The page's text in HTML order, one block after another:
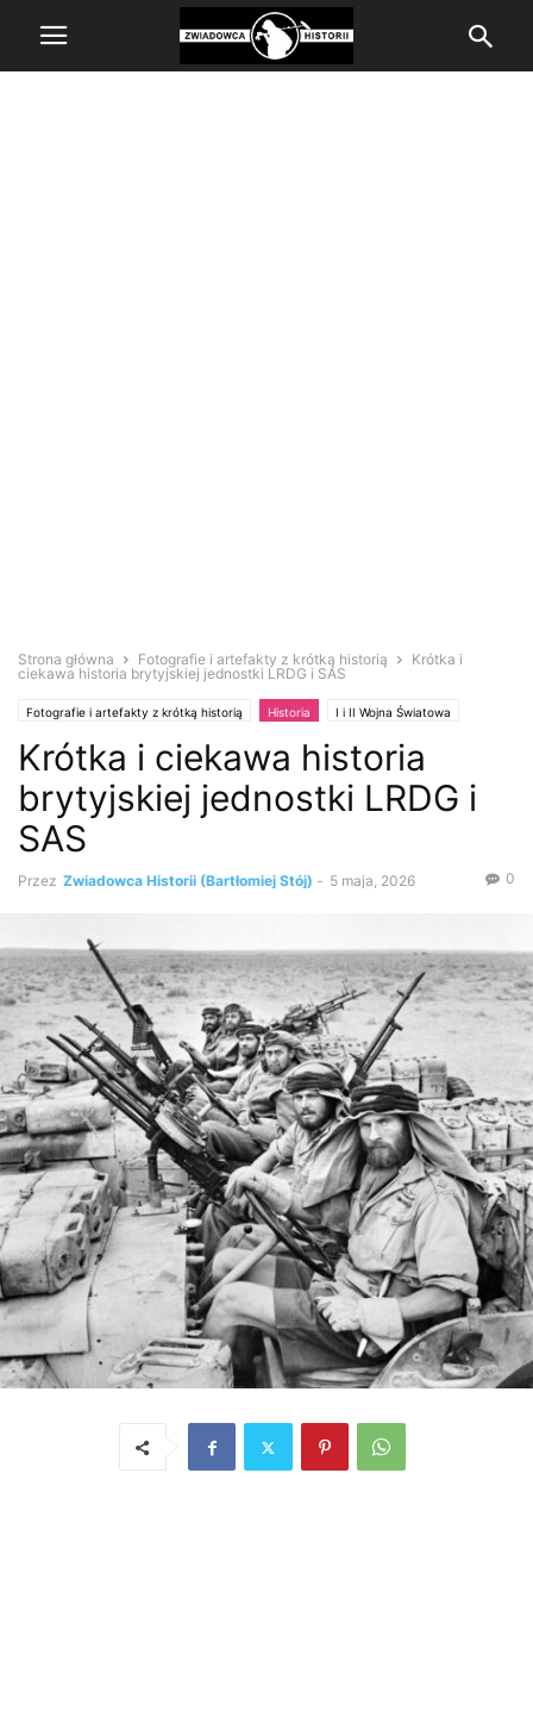
Strona główna Fotografie i artefakty z krótką historią
Krótka i
ciekawa historia brytyjskiej jednostki LRDG i SAS
Fotografie i artefakty z krótką historią Historia I i II Wojna Światowa
Krótka i ciekawa historia
brytyjskiej jednostki LRDG i
SAS
Przez Zwiadowca Historii (Bartłomiej Stój) - 5 maja, 2026 0